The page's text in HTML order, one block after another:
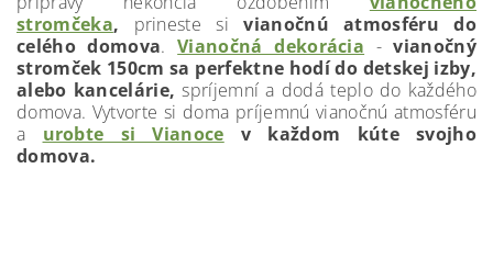
stromčeka, prineste sivianočnú atmosféru do
celého domova.Vianočná dekorácia -vianočný
stromček 150cm sa perfektne hodí do detskej izby,
alebo kancelárie,spríjemní a dodá teplo do každého
domova. Vytvorte si doma príjemnú vianočnú atmosféru
a urobte si Vianoce
v každom kúte svojho
domova.